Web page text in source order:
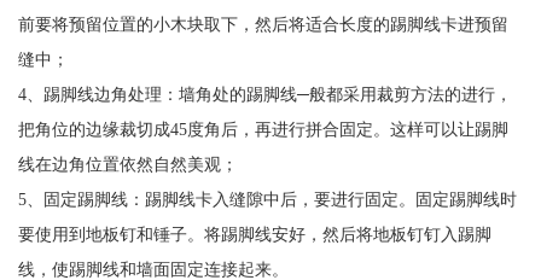
前要将预留位置的小木块取下，然后将适合长度的踢脚线卡进预留
缝中；
4、踢脚线边角处理：墙角处的踢脚线─般都采用裁剪方法的进行，
把角位的边缘裁切成45度角后，再进行拼合固定。这样可以让踢脚
线在边角位置依然自然美观；
5、固定踢脚线：踢脚线卡入缝隙中后，要进行固定。固定踢脚线时
要使用到地板钉和锤子。将踢脚线安好，然后将地板钉钉入踢脚
线，使踢脚线和墙面固定连接起来。